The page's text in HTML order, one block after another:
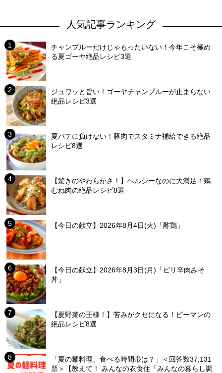
人気記事ランキング
チャンプルーだけじゃもったいない！今年こそ極め
る夏ゴーヤ絶品レシピ3選
ジュワッと旨い！ゴーヤチャンプルーが止まらない
絶品レシピ3選
夏バテに負けない！豚肉でスタミナ補給できる絶品
レシピ8選
【驚きのやわらかさ！】ヘルシーなのに大満足！鶏
むね肉の絶品レシピ8選
【今日の献立】2026年8月4日(火)「酢鶏」
【今日の献立】2026年8月3日(月)「ピリ辛肉みそ
丼」
【夏野菜の王様！】苦みがクセになる！ピーマンの
絶品レシピ8選
「夏の麺料理、食べる時間帯は？」＜回答数37,131
票＞【教えて！ みんなの衣食住「みんなの暮らし調